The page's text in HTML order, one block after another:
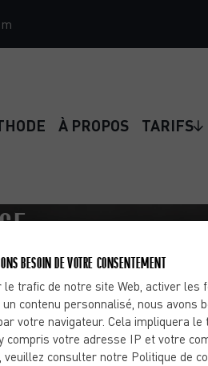
À PROPOS TARIFS
POIDS
se définit par
BESOIN DE VOTRE CONSENTEMENT
le trafic de notre site Web, activer les
contenu personnalisé, nous avons
votre navigateur. Cela impliquera
compris votre adresse IP et votre
veuillez consulter notre Politique de